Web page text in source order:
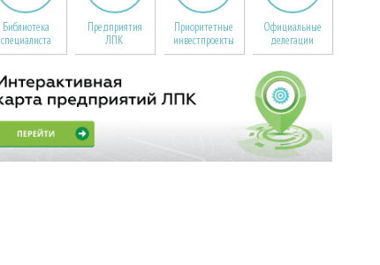
Библиотека
специалиста
Предприятия
ЛПК
Приоритетные
инвестпроекты
Официальные
делегации